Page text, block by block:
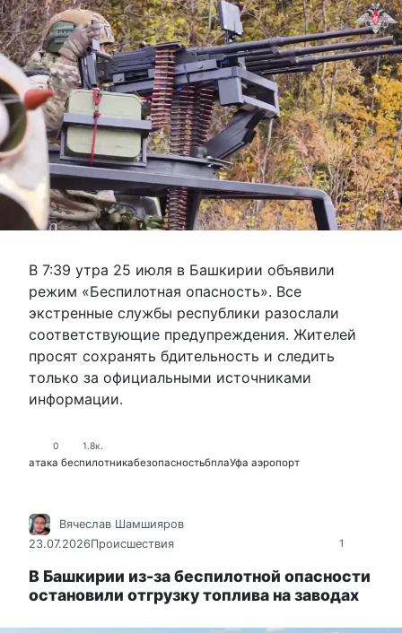
В 7:39 утра 25 июля в Башкирии объявили
режим «Беспилотная опасность». Все
экстренные службы республики разослали
соответствующие предупреждения. Жителей
просят сохранять бдительность и следить
только за официальными источниками
информации.
0 1.8к.
атака беспилотникабезопасностьбплаУфа аэропорт
1
Вячеслав Шамшияров
23.07.2026Происшествия
В Башкирии из-за беспилотной опасности
остановили отгрузку топлива на заводах